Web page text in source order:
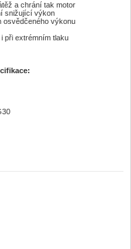
a chrání tak motor
snižující výkon
osvědčeného výkonu
při extrémním tlaku